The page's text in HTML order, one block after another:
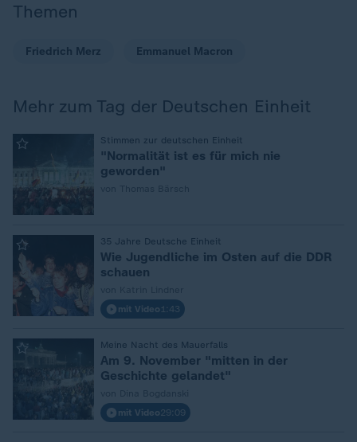
Themen
Friedrich Merz Emmanuel Macron
Mehr zum Tag der Deutschen Einheit
Stimmen zur deutschen Einheit
"Normalität ist es für mich nie
geworden"
35 Jahre Deutsche Einheit
Wie Jugendliche im Osten auf die DDR
schauen
mit Video 1:43
Meine Nacht des Mauerfalls
Am 9. November "mitten in der
Geschichte gelandet"
mit Video29:09